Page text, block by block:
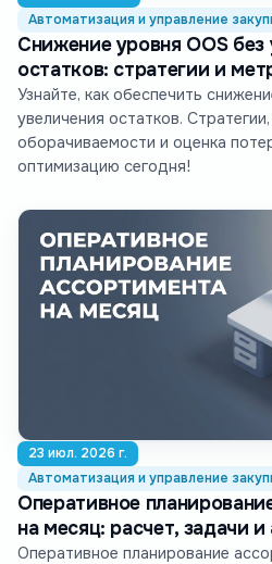
Автоматизация и управление
Снижение уровня OOS без
остатков: стратегии и
Узнайте, как обеспечить
увеличения остатков.
оборачиваемости и оценка
оптимизацию сегодня!
23 июл. 2026 г.
Автоматизация и управление
Оперативное
на месяц: расчет, задачи
Оперативное планирование